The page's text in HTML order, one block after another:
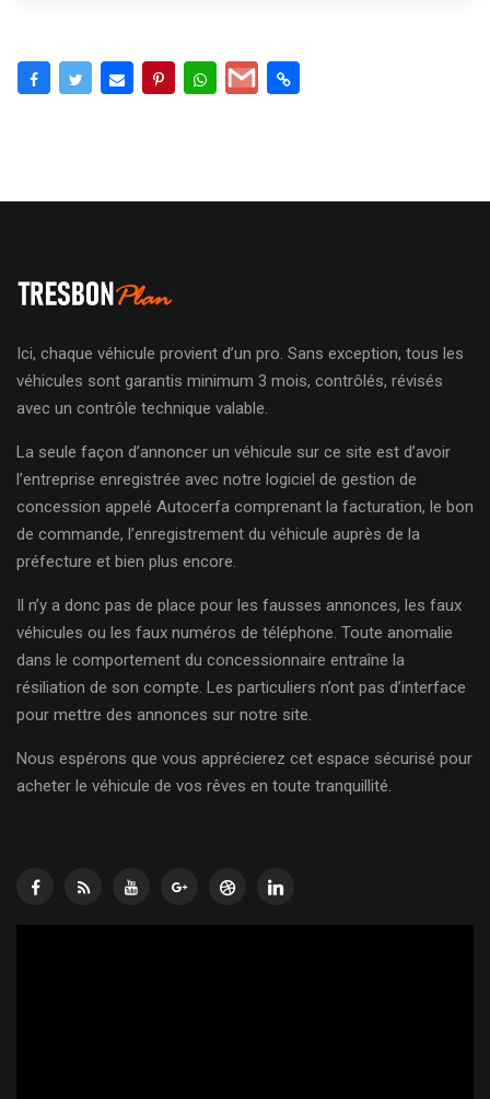
Ici, chaque véhicule provient d’un pro. Sans exception, tous les
véhicules sont garantis minimum 3 mois, contrôlés, révisés
avec un contrôle technique valable.
La seule façon d’annoncer un véhicule sur ce site est d’avoir
l’entreprise enregistrée avec notre logiciel de gestion de
concession appelé Autocerfa comprenant la facturation, le bon
de commande, l’enregistrement du véhicule auprès de la
préfecture et bien plus encore.
Il n’y a donc pas de place pour les fausses annonces, les faux
véhicules ou les faux numéros de téléphone. Toute anomalie
dans le comportement du concessionnaire entraîne la
résiliation de son compte. Les particuliers n’ont pas d’interface
pour mettre des annonces sur notre site.
Nous espérons que vous apprécierez cet espace sécurisé pour
acheter le véhicule de vos rêves en toute tranquillité.